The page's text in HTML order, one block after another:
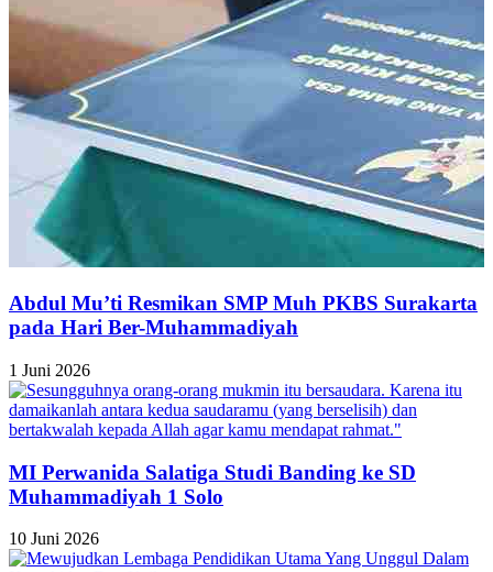
Abdul Mu’ti Resmikan SMP Muh PKBS Surakarta
pada Hari Ber-Muhammadiyah
1 Juni 2026
MI Perwanida Salatiga Studi Banding ke SD
Muhammadiyah 1 Solo
10 Juni 2026